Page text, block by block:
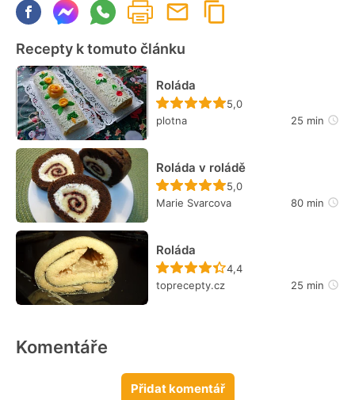
Recepty k tomuto článku
Roláda
Recept ještě nebyl
5,0
plotna
25 min
Roláda v roládě
Recept ještě nebyl
5,0
Marie Svarcova
80 min
Roláda
Recept ještě nebyl
4,4
toprecepty.cz
25 min
Komentáře
Přidat komentář